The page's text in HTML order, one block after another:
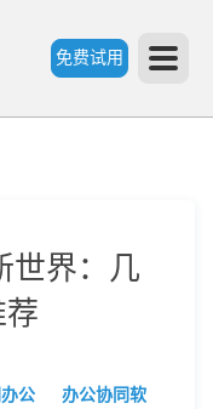
免费试用
世界：几
荐
公
办公协同软